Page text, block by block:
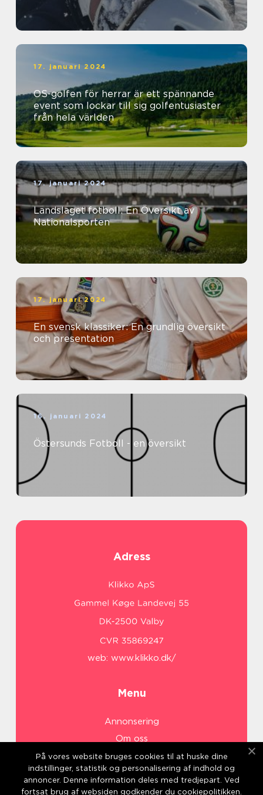
17. januari 2024
OS-golfen för herrar är ett spännande
event som lockar till sig golfentusiaster
från hela världen
17. januari 2024
Landslaget fotboll: En Översikt av
Nationalsporten
17. januari 2024
En svensk klassiker: En grundlig översikt
och presentation
16. januari 2024
Östersunds Fotboll - en översikt
Adress
web: www.klikko.dk/
Menu
Annonsering
Om oss
Cookies
Kontakta oss
Sitemap
På vores website bruges cookies til at huske dine
indstillinger, statistik og personalisering af indhold og
annoncer. Denne information deles med tredjepart. Ved
fortsat brug af websiden godkender du cookiepolitikken.